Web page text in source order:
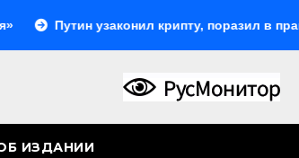
узаконил крипту, поразил в правах
ИЗДАНИИ